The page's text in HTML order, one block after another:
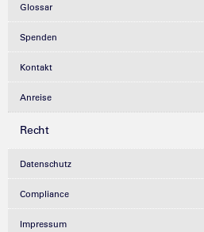
Glossar
Spenden
Kontakt
Anreise
Recht
Datenschutz
Compliance
Impressum